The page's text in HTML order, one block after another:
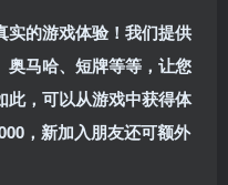
实的游戏体验！我们提供
奥马哈、短牌等等，让您
， 可以从游戏中获得体
，新加入朋友还可额外